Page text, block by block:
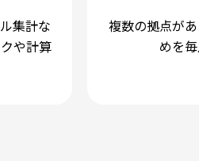
集計な
や計算
複数の拠点が
めを